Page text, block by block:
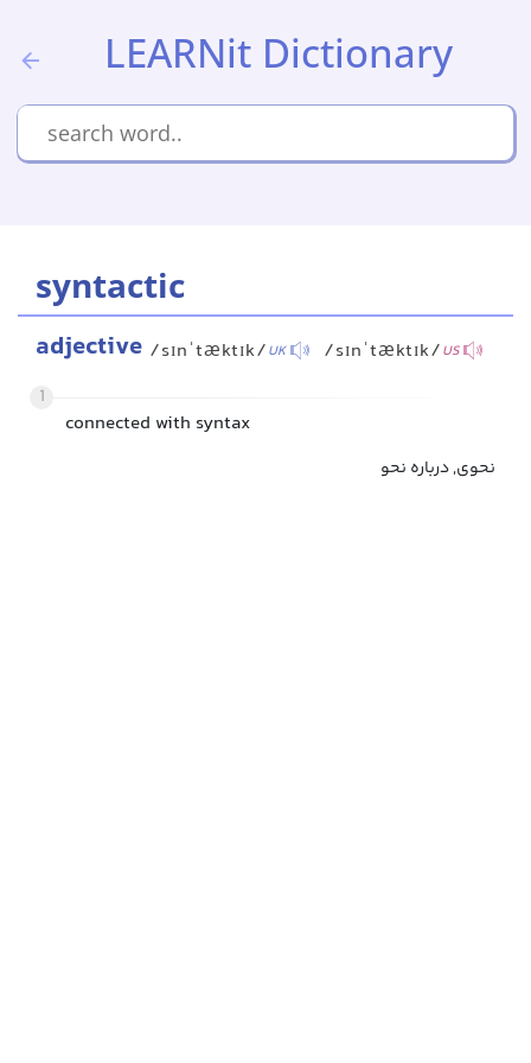
LEARNit Dictionary
syntactic
adjective /sɪnˈtæktɪk/UK /sɪnˈtæktɪk/US
1
connected with syntax
نحوی, درباره نحو